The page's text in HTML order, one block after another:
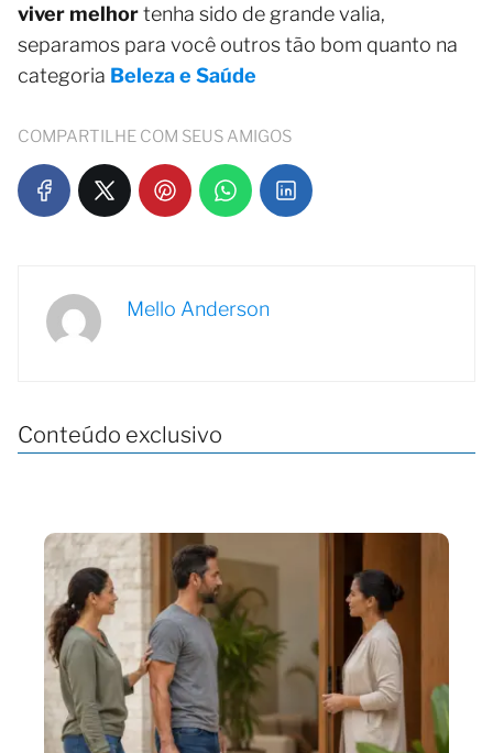
viver melhortenha sido de grande valia,
separamos para você outros tão bom quanto na
categoria Beleza e Saúde
COMPARTILHE COM SEUS AMIGOS
Mello Anderson
Conteúdo exclusivo